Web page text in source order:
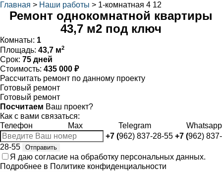
Главная > Наши работы > 1-комнатная 4 12
Ремонт однокомнатной квартиры
43,7 м2 под ключ
Комнаты: 1
Площадь: 43,7 м2
Срок: 75 дней
Стоимость: 435 000 ₽
Рассчитать ремонт по данному проекту
Готовый ремонт
Готовый ремонт
Посчитаем Ваш проект?
Как с вами связаться:
Телефон
Max Telegram
Whatsapp
+7 (962) 837-28-55 +7 (962) 837-
28-55
Отправить
Я даю согласие на обработку персональных данных.
Подробнее в Политике конфиденциальности